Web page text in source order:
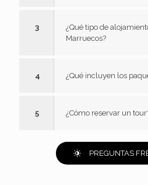
3
¿Qué tipo de
Marruecos?
4 ¿Qué incluyen los
5 ¿Cómo reservar un
PREGUNTAS